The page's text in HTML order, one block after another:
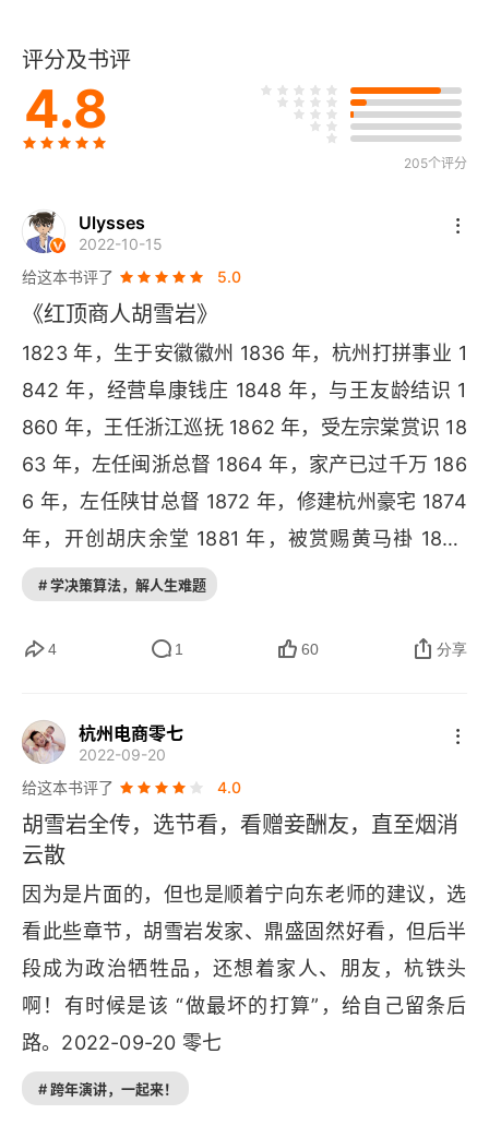
第九章
第十章
高阳版《胡雪岩全传》 2
版权信息
第一章
第三章
第四章
第五章
第六章
第九章
高阳版《胡雪岩全传》 3
版权信息
第一章
第三章
第四章
第五章
评分及书评
4.8
205个评分
Ulysses
2022-10-15
给这本书评了
5.0
《红顶商人胡雪岩》
1823 年，生于安徽徽州 1836 年，杭州打拼事业 1
842 年，经营阜康钱庄 1848 年，与王友龄结识 1
860 年，王任浙江巡抚 1862 年，受左宗棠赏识 18
63 年，左任闽浙总督 1864 年，家产已过千万 186
6 年，左任陕甘总督 1872 年，修建杭州豪宅 1874
年，开创胡庆余堂 1881 年，被赏赐黄马褂 1883
年，革职查抄家产 1885 年，郁郁而终杭州    胡雪
落，胡雪岩为了维持广大江南农村养蚕人家的生
在胡雪岩与洋商斗争过程中，却得不到朝廷支持，
他也是李鸿章和左宗棠争夺政治权力的牺牲者。
# 学决策算法，解人生难题
4 1 60 分享
杭州电商零七
2022-09-20
给这本书评了
4.0
胡雪岩全传，选节看，看赠妾酬友，直至烟消
云散
因为是片面的，但也是顺着宁向东老师的建议，选
看此些章节，胡雪岩发家、鼎盛固然好看，但后半
段成为政治牺牲品，还想着家人、朋友，杭铁头
啊！有时候是该 “做最坏的打算”，给自己留条后
路。2022-09-20 零七
# 跨年演讲，一起来！